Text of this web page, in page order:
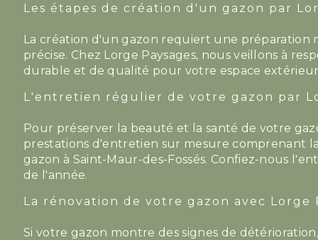
Les étapes de création d'un gazon par
La création d'un gazon requiert une préparation
précise. Chez Lorge Paysages, nous veillons à
durable et de qualité pour votre espace extérieur
L'entretien régulier de votre gazon par
Pour préserver la beauté et la santé de votre
prestations d'entretien sur mesure comprenant
gazon à Saint-Maur-des-Fossés. Confiez-nous
de l'année.
La rénovation de votre gazon avec Lorge
Si votre gazon montre des signes de